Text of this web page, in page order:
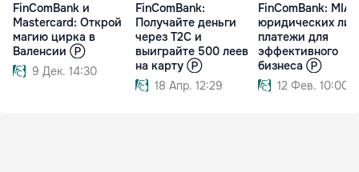
FinComBank и
Mastercard: Открой
магию цирка в
Валенсии Ⓟ
9 Дек. 14:30
FinComBank:
Получайте деньги
через T2C и
выиграйте 500 леев
на карту Ⓟ
18 Апр. 12:29
FinComBank: MIA
юридических
платежи для
эффективного
бизнеса Ⓟ
12 Фев. 10:00